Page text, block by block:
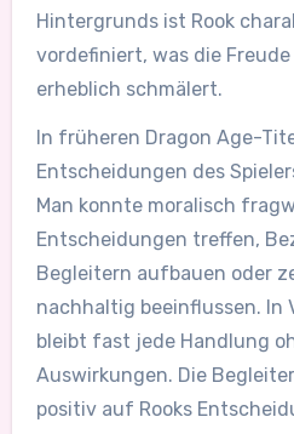
Hintergrunds ist Rook
vordefiniert, was die Freude
erheblich schmälert.
In früheren Dragon Age-
Entscheidungen des
Man konnte moralisch
Entscheidungen treffen,
Begleitern aufbauen oder
nachhaltig beeinflussen. In
bleibt fast jede Handlung
Auswirkungen. Die
positiv auf Rooks